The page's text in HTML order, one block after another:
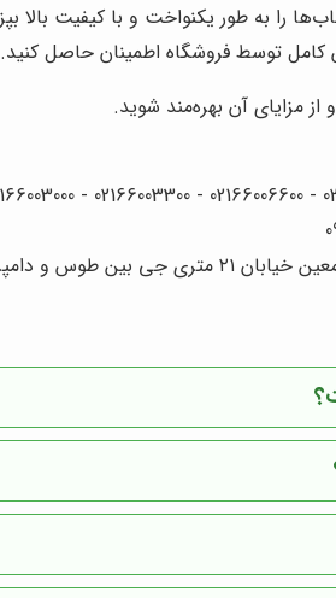
را به طور یکنواخت و با کیفیت بالا
کامل توسط فروشگاه اطمینان حاصل کنید.
مزایای آن بهره‌مند شوید.
154 - 156 - 158